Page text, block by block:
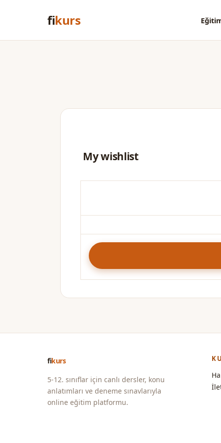
fikurs
My wishlist
fikurs
5-12. sınıflar için canlı dersler, konu
anlatımları ve deneme sınavlarıyla
online eğitim platformu.